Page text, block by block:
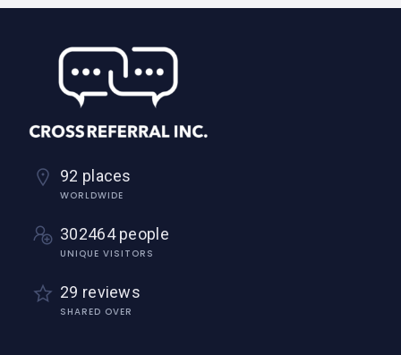
92 places
WORLDWIDE
302464 people
UNIQUE VISITORS
29 reviews
SHARED OVER